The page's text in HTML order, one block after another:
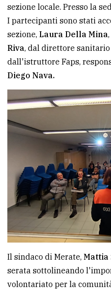
Privacy
policy
Cookie
policy
sezione locale. Presso la
I partecipanti sono stati
sezione, Laura Della Mina
Riva, dal direttore sanitario
dall'istruttore Faps,
Diego Nava.
Il sindaco di Merate, Mattia
serata sottolineando
volontariato per la